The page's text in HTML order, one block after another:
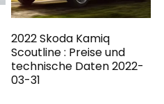
2022 Skoda Kamiq
Scoutline : Preise und
technische Daten 2022-
03-31